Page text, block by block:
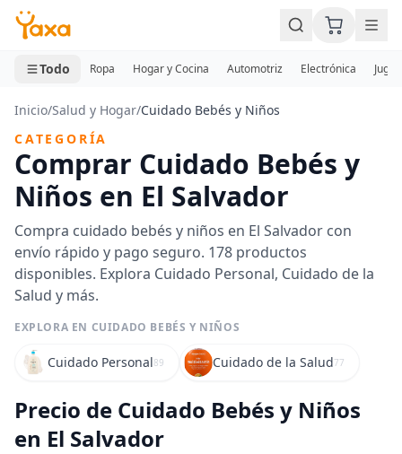
MINI CARRITO
0 productos
Todo Ropa Hogar y Cocina Automotriz Electrónica
Inicio/Salud y Hogar/Cuidado Bebés y Niños
CATEGORÍA
Comprar Cuidado Bebés y
Niños en El Salvador
Compra cuidado bebés y niños en El Salvador con
envío rápido y pago seguro. 178 productos
disponibles. Explora Cuidado Personal, Cuidado de la
Salud y más.
EXPLORA EN CUIDADO BEBÉS Y NIÑOS
Cuidado Personal89 Cuidado de la Salud77
Precio de Cuidado Bebés y Niños
en El Salvador